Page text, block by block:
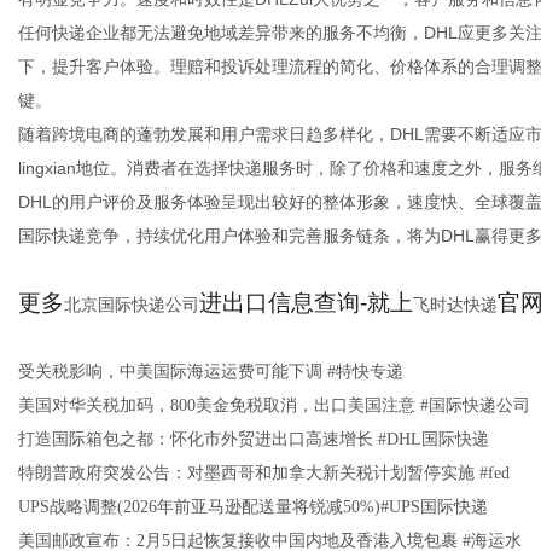
任何快递企业都无法避免地域差异带来的服务不均衡，DHL应更多关
下，提升客户体验。理赔和投诉处理流程的简化、价格体系的合理调
键。
随着跨境电商的蓬勃发展和用户需求日趋多样化，DHL需要不断适应
lingxian地位。消费者在选择快递服务时，除了价格和速度之外，服
DHL的用户评价及服务体验呈现出较好的整体形象，速度快、全球覆
国际快递竞争，持续优化用户体验和完善服务链条，将为DHL赢得更
更多北京国际快递公司进出口信息查询-就上飞时达快递官
受关税影响，中美国际海运运费可能下调 #特快专递
美国对华关税加码，800美金免税取消，出口美国注意 #国际快递公司
打造国际箱包之都：怀化市外贸进出口高速增长 #DHL国际快递
特朗普政府突发公告：对墨西哥和加拿大新关税计划暂停实施 #fed
UPS战略调整(2026年前亚马逊配送量将锐减50%)#UPS国际快递
美国邮政宣布：2月5日起恢复接收中国内地及香港入境包裹 #海运水